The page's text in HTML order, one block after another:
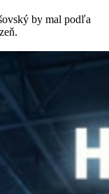
by mal podľa